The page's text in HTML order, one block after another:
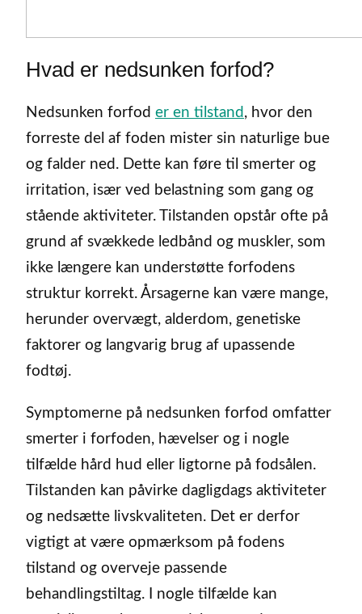
Hvad er nedsunken forfod?
Nedsunken forfod er en tilstand , hvor den
forreste del af foden mister sin naturlige bue
og falder ned. Dette kan føre til smerter og
irritation, især ved belastning som gang og
stående aktiviteter. Tilstanden opstår ofte på
grund af svækkede ledbånd og muskler, som
ikke længere kan understøtte forfodens
struktur korrekt. Årsagerne kan være mange,
herunder overvægt, alderdom, genetiske
faktorer og langvarig brug af upassende
fodtøj.
Symptomerne på nedsunken forfod omfatter
smerter i forfoden, hævelser og i nogle
tilfælde hård hud eller ligtorne på fodsålen.
Tilstanden kan påvirke dagligdags aktiviteter
og nedsætte livskvaliteten. Det er derfor
vigtigt at være opmærksom på fodens
tilstand og overveje passende
behandlingstiltag. I nogle tilfælde kan